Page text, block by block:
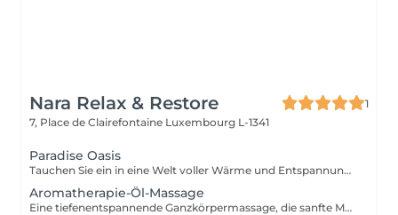
Nara Relax & Restore
1
7, Place de Clairefontaine Luxembourg L-1341
Paradise Oasis
Tauchen Sie ein in eine Welt voller Wärme und Entspannung. Dieses luxuriöse Wellness-Ritual kombiniert eine 90-minütige Hot-Stone-Massage mit einer 30-minütigen Thailändischen Fußreflexzonenmassage. Die Behandlung hilft, tiefliegende Verspannungen zu lösen, die Durchblutung zu fördern und Körper und Geist wieder in Einklang zu bringen. Enthalten sind: Hot-Stone-Massage 90 Min. Thailändische Fußreflexzonenmassage 30 Min.
Aromatherapie-Öl-Massage
Eine tiefenentspannende Ganzkörpermassage, die sanfte Massagetechniken mit sorgfältig ausgewählten ätherischen Ölen kombiniert. Die wohltuenden Düfte und fließenden Bewegungen helfen, Muskelverspannungen zu lösen, Stress abzubauen, den Geist zu beruhigen und ein nachhaltiges Gefühl von Wohlbefinden zu fördern.